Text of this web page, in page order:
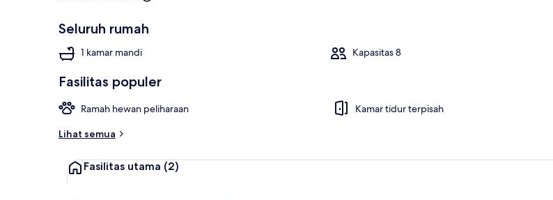
Seluruh rumah
1 kamar mandi Kapasitas 8
Fasilitas populer
Ramah hewan peliharaan
Kamar tidur terpisah
Lihat semua
Fasilitas utama (2)